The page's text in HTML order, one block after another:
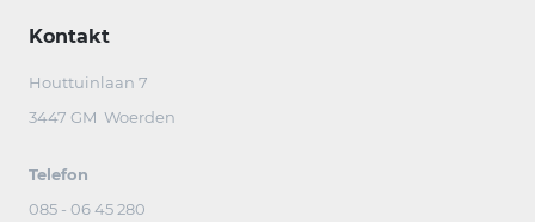
Kontakt
Houttuinlaan 7
3447 GM Woerden
Telefon
085 - 06 45 280